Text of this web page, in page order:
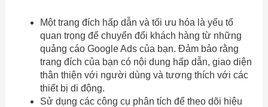
Một trang đích hấp dẫn và tối ưu hóa là yếu tố
quan trọng để chuyển đổi khách hàng từ những
quảng cáo Google Ads của bạn. Đảm bảo rằng
trang đích của bạn có nội dung hấp dẫn, giao diện
thân thiện với người dùng và tương thích với các
thiết bị di động.
Sử dụng các công cụ phân tích để theo dõi hiệu